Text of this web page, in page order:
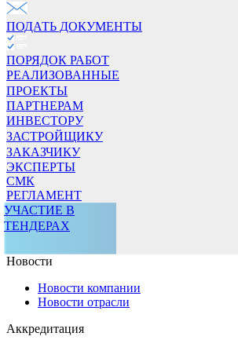
ПОДАТЬ ДОКУМЕНТЫ
ПОРЯДОК РАБОТ
РЕАЛИЗОВАННЫЕ
ПРОЕКТЫ
ПАРТНЕРАМ
ИНВЕСТОРУ
ЗАСТРОЙЩИКУ
ЗАКАЗЧИКУ
ЭКСПЕРТЫ
СМК
РЕГЛАМЕНТ
УЧАСТИЕ В
ТЕНДЕРАХ
Новости
Новости компании
Новости отрасли
Аккредитация